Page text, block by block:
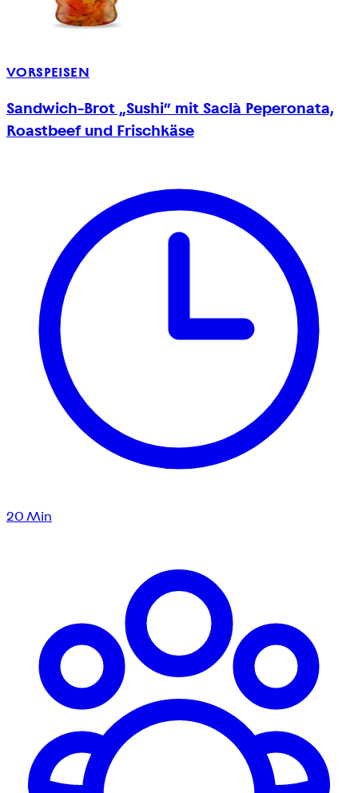
VORSPEISEN
Sandwich-Brot „Sushi“ mit Saclà Peperonata,
Roastbeef und Frischkäse
20 Min